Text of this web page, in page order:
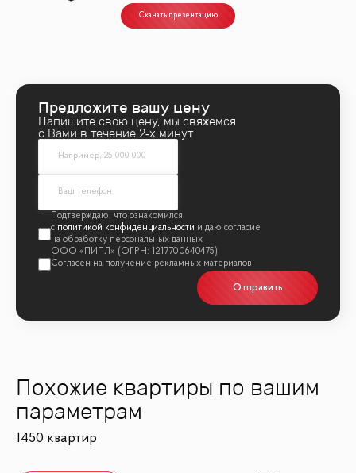
Скачать презентацию
Предложите вашу цену
Напишите свою цену, мы свяжемся
с Вами в течение 2‑х минут
политикой конфиденциальности
Отправить
Похожие квартиры по вашим
параметрам
1450 квартир